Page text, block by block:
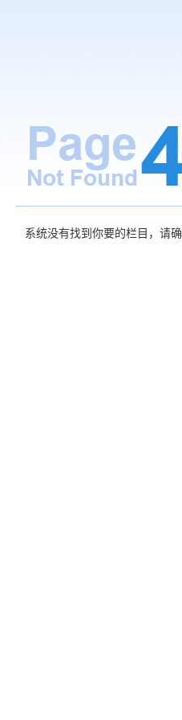
系统没有找到你要的栏目，请